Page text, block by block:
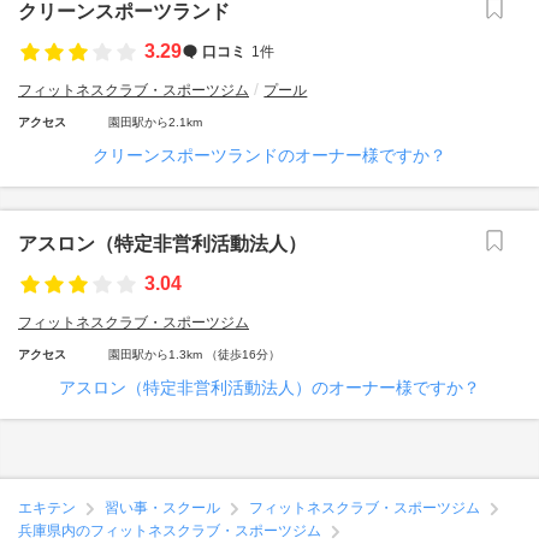
クリーンスポーツランド
3.29
口コミ 1件
フィットネスクラブ・スポーツジム プール
アクセス 園田駅から2.1km
クリーンスポーツランドのオーナー様ですか？
アスロン（特定非営利活動法人）
3.04
フィットネスクラブ・スポーツジム
アクセス 園田駅から1.3km （徒歩16分）
アスロン（特定非営利活動法人）のオーナー様ですか？
エキテン 習い事・スクール
フィットネスクラブ・スポーツジム
兵庫県内のフィットネスクラブ・スポーツジム